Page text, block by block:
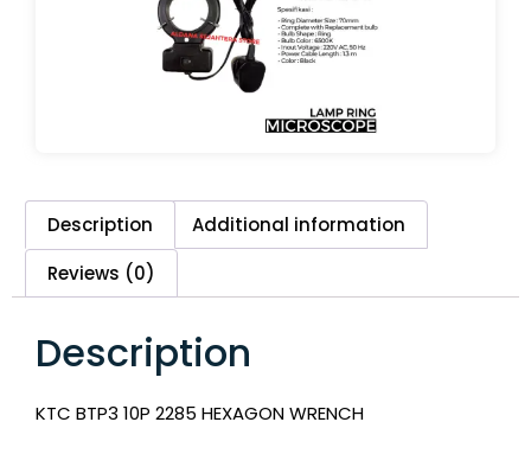
Description
Additional information
Reviews (0)
Description
KTC BTP3 10P 2285 HEXAGON WRENCH